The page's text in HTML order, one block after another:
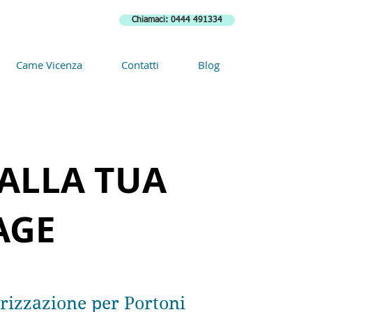
Chiamaci: 0444 491334
Came Vicenza Contatti Blog
TUA
per Portoni